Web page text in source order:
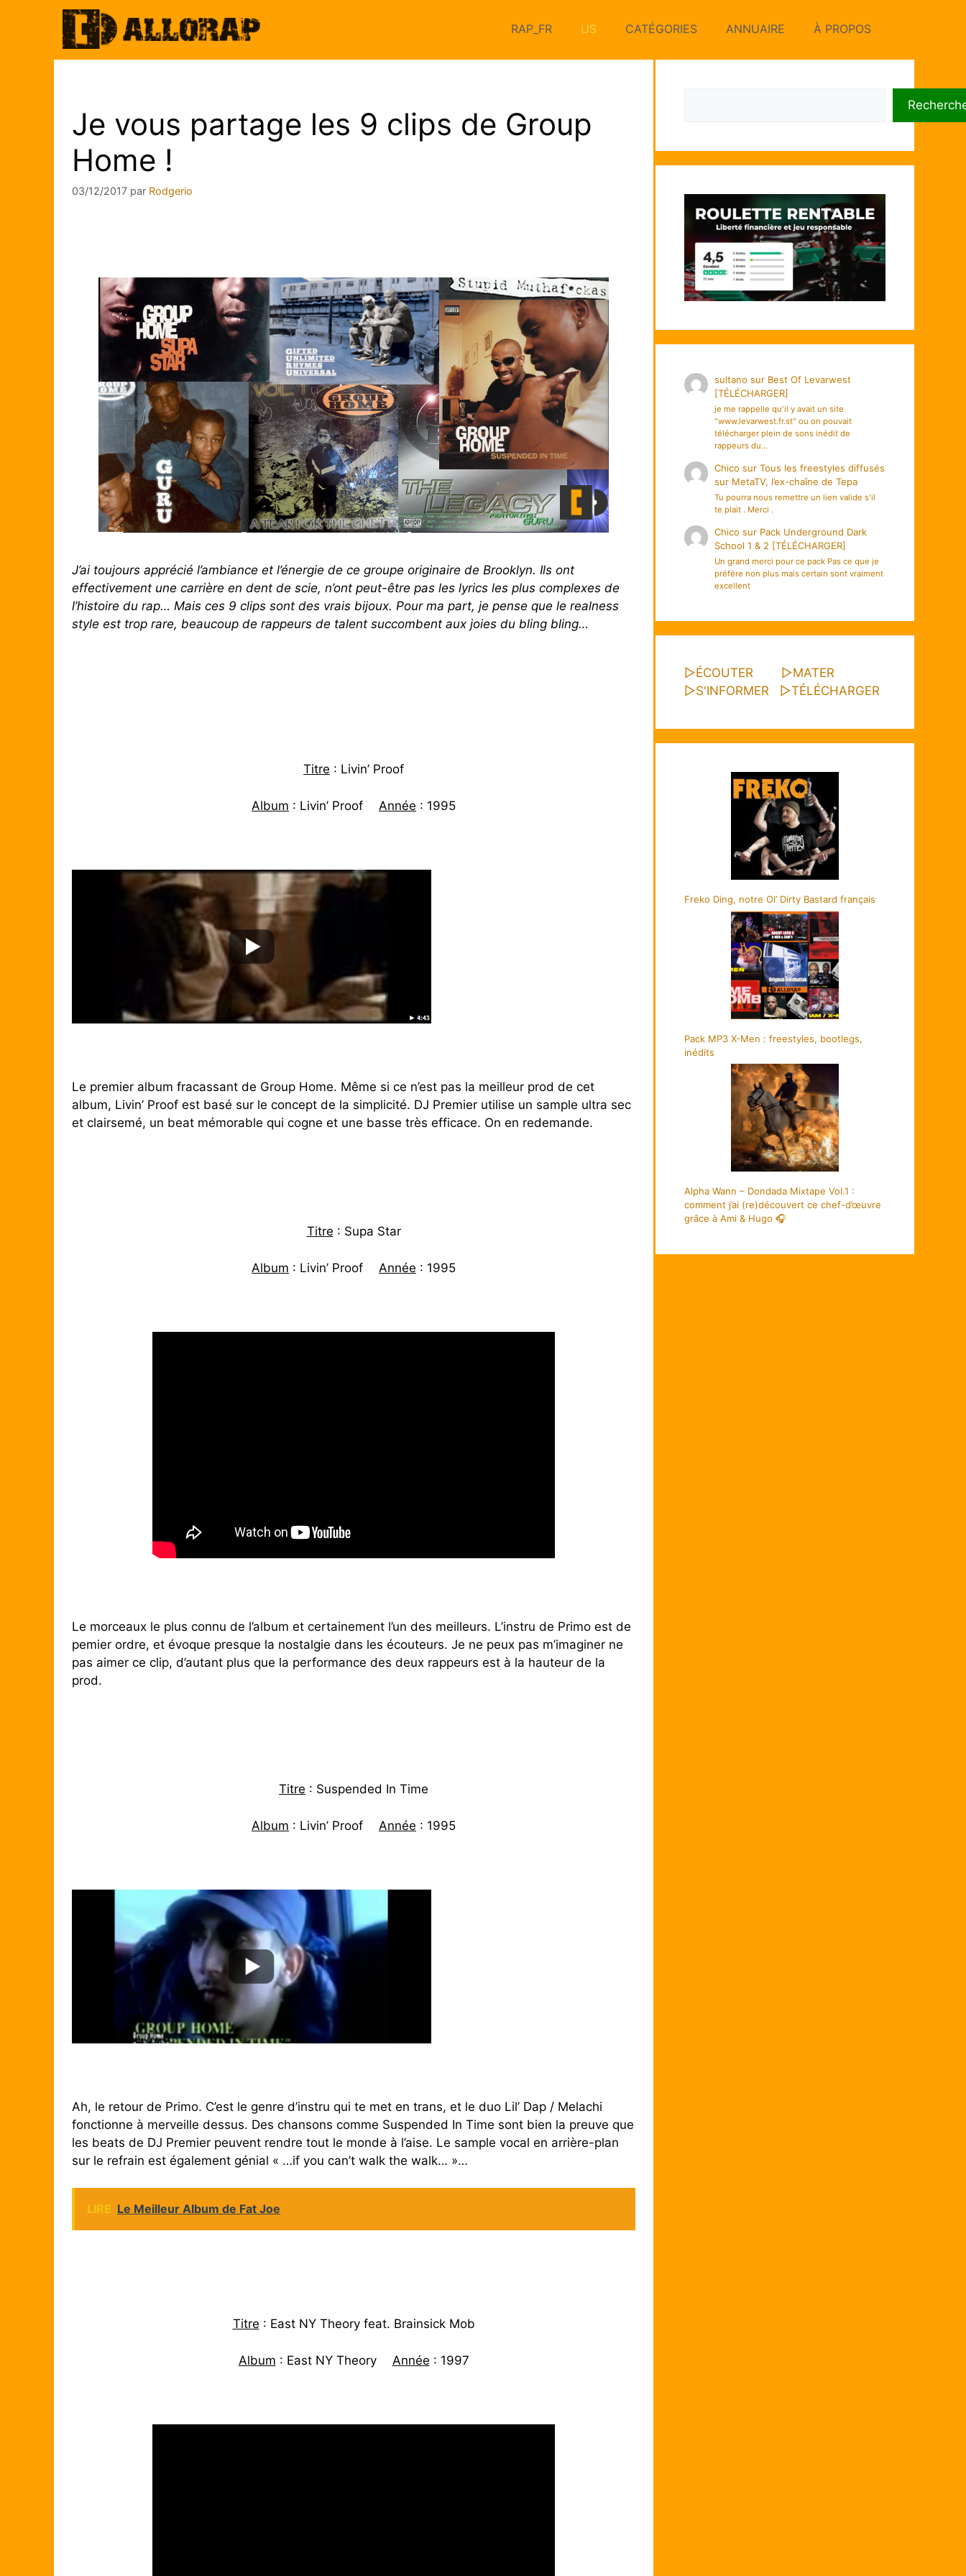
RAP_FR US CATÉGORIES ANNUAIRE À PROPOS
Je vous partage les 9 clips de Group
Home !
03/12/2017 par Rodgerio
J’ai toujours apprécié l’ambiance et l’énergie de ce groupe originaire de Brooklyn. Ils ont
effectivement une carrière en dent de scie, n’ont peut-être pas les lyrics les plus complexes de
l’histoire du rap… Mais ces 9 clips sont des vrais bijoux. Pour ma part, je pense que le realness
style est trop rare, beaucoup de rappeurs de talent succombent aux joies du bling bling…
Titre : Livin’ Proof
Album : Livin’ Proof Année : 1995
Le premier album fracassant de Group Home. Même si ce n’est pas la meilleur prod de cet
album, Livin’ Proof est basé sur le concept de la simplicité. DJ Premier utilise un sample ultra sec
et clairsemé, un beat mémorable qui cogne et une basse très efficace. On en redemande.
Titre : Supa Star
Album : Livin’ Proof Année : 1995
Le morceaux le plus connu de l’album et certainement l’un des meilleurs. L’instru de Primo est de
pemier ordre, et évoque presque la nostalgie dans les écouteurs. Je ne peux pas m’imaginer ne
pas aimer ce clip, d’autant plus que la performance des deux rappeurs est à la hauteur de la
prod.
Titre : Suspended In Time
Album : Livin’ Proof Année : 1995
Ah, le retour de Primo. C’est le genre d’instru qui te met en trans, et le duo Lil’ Dap / Melachi
fonctionne à merveille dessus. Des chansons comme Suspended In Time sont bien la preuve que
les beats de DJ Premier peuvent rendre tout le monde à l’aise. Le sample vocal en arrière-plan
sur le refrain est également génial « …if you can’t walk the walk… »…
LIRE Le Meilleur Album de Fat Joe
Titre : East NY Theory feat. Brainsick Mob
Album : East NY Theory Année : 1997
sultano sur Best Of Levarwest
[TÉLÉCHARGER]
je me rappelle qu'il y avait un site
"www.levarwest.fr.st" ou on pouvait
télécharger plein de sons inédit de
rappeurs du…
Chico surTous les freestyles diffusés
sur MetaTV, l’ex-chaîne de Tepa
Tu pourra nous remettre un lien valide s'il
te plait . Merci .
Chico sur Pack Underground Dark
School 1 & 2 [TÉLÉCHARGER]
Un grand merci pour ce pack Pas ce que je
préfère non plus mais certain sont vraiment
excellent
▷ÉCOUTER ▷MATER
▷S'INFORMER ▷TÉLÉCHARGER
Freko Ding, notre Ol’ Dirty Bastard français
Pack MP3 X-Men : freestyles, bootlegs,
inédits
Alpha Wann – Dondada Mixtape Vol.1 :
comment j’ai (re)découvert ce chef-d’œuvre
grâce à Ami & Hugo 🎧